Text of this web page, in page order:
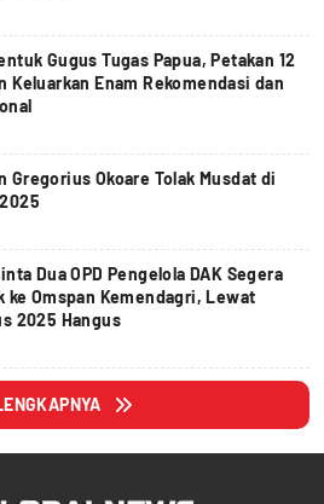
Gugus Tugas Papua, Petakan 12
Keluarkan Enam Rekomendasi dan
Gregorius Okoare Tolak Musdat di
Dua OPD Pengelola DAK Segera
ke Omspan Kemendagri, Lewat
2025 Hangus